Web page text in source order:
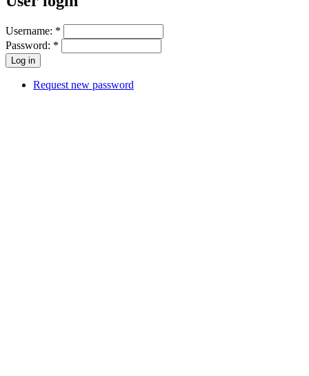
Username: *
Password: *
Request new password